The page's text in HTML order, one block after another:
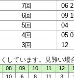
7回
06
6回
09
5回
04
4回
05
3回
12
しています。見難い
08 09 10 11 12
10 6 8 11 3